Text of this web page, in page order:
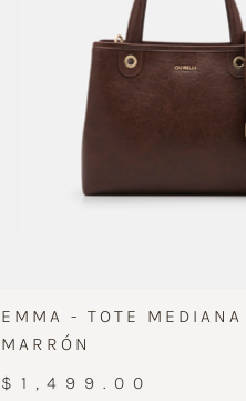
EMMA - TOTE MEDIANA
MARRÓN
$1,499.00